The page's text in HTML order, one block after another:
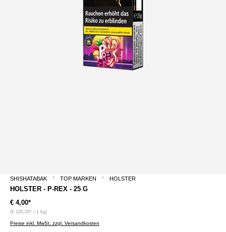
SHISHATABAK TOP MARKEN HOLSTER
HOLSTER - P-REX - 25 G
€ 4,00*
(€ 160,00* / 1 kg)
Preise inkl. MwSt. zzgl. Versandkosten